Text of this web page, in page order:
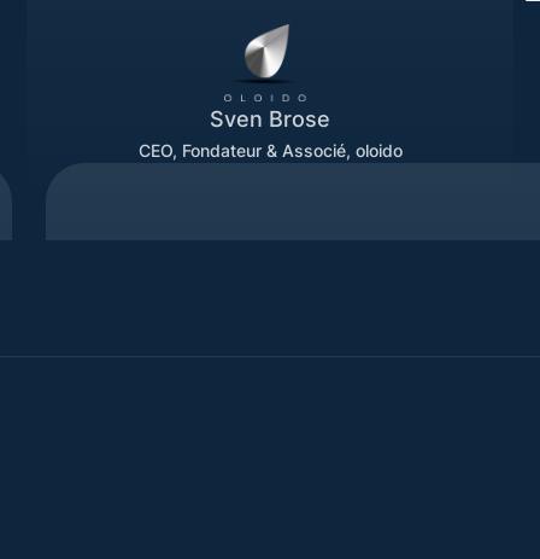
Sven Brose
CEO, Fondateur & Associé, oloido